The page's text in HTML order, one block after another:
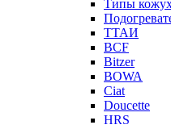
Типы
ТТАИ
BCF
Bitzer
BOWA
Ciat
Doucette
HRS